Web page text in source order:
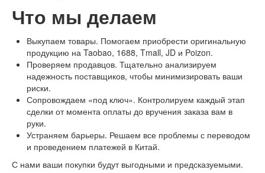
Что мы делаем
Выкупаем товары. Помогаем приобрести оригинальную
продукцию на Taobao, 1688, Tmall, JD и Poizon.
Проверяем продавцов. Тщательно анализируем
надежность поставщиков, чтобы минимизировать ваши
риски.
Сопровождаем «под ключ». Контролируем каждый этап
сделки от момента оплаты до вручения заказа вам в
руки.
Устраняем барьеры. Решаем все проблемы с переводом
и проведением платежей в Китай.
С нами ваши покупки будут выгодными и предсказуемыми.